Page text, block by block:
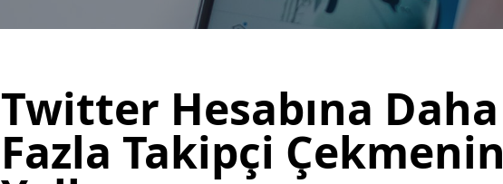
Twitter Hesabına Daha
Fazla Takipçi Çekmenin